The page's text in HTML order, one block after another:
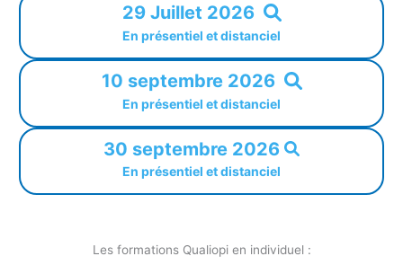
29 Juillet 2026
En présentiel et distanciel
10 septembre 2026
En présentiel et distanciel
30 septembre 2026
En présentiel et distanciel
Les formations Qualiopi en individuel :